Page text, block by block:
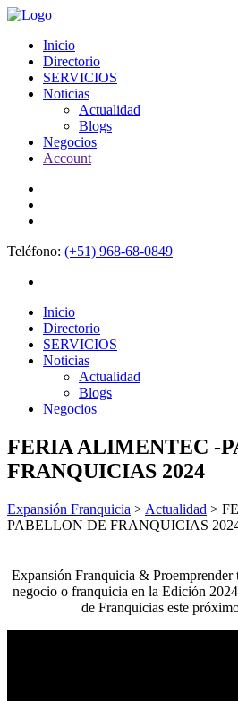
Inicio
Directorio
SERVICIOS
Noticias
Actualidad
Blogs
Negocios
Account
Teléfono: (+51) 968-68-0849
Inicio
Directorio
SERVICIOS
Noticias
Actualidad
Blogs
Negocios
FERIA ALIMENTEC -
FRANQUICIAS 2024
Expansión Franquicia > Actualidad >
PABELLON DE FRANQUICIAS
Expansión Franquicia &
negocio o franquicia en la Edición
de Franquicias este